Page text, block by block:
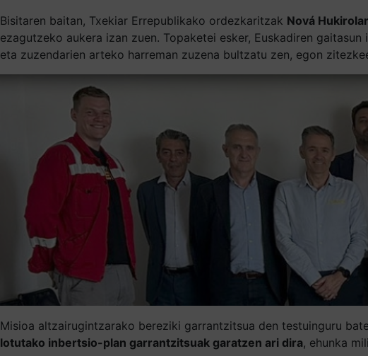
Bisitaren baitan, Txekiar Errepublikako ordezkaritzak Nová
ezagutzeko aukera izan zuen. Topaketei esker, Euskadiren
eta zuzendarien arteko harreman zuzena bultzatu zen, egon
Misioa altzairugintzarako bereziki garrantzitsua den testuinguru
lotutako inbertsio-plan garrantzitsuak garatzen ari dira, ehunka